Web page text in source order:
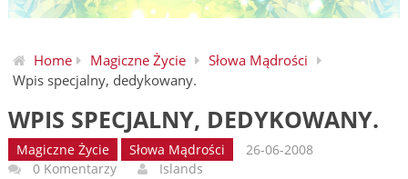
Home Magiczne Życie
Słowa Mądrości
Wpis specjalny, dedykowany.
WPIS SPECJALNY, DEDYKOWANY.
Magiczne Życie Słowa Mądrości
26-06-2008
0 Komentarzy
Islands